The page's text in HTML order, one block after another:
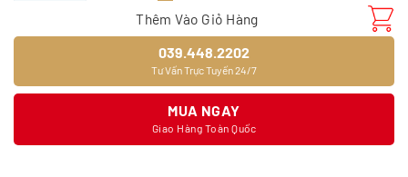
Thêm Vào Giỏ Hàng
039.448.2202
Tư Vấn Trực Tuyến 24/7
MUA NGAY
Giao Hàng Toàn Quốc